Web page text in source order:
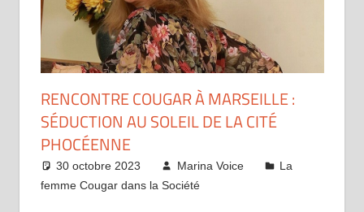
RENCONTRE COUGAR À MARSEILLE :
SÉDUCTION AU SOLEIL DE LA CITÉ
PHOCÉENNE
30 octobre 2023 Marina Voice
La
femme Cougar dans la Société